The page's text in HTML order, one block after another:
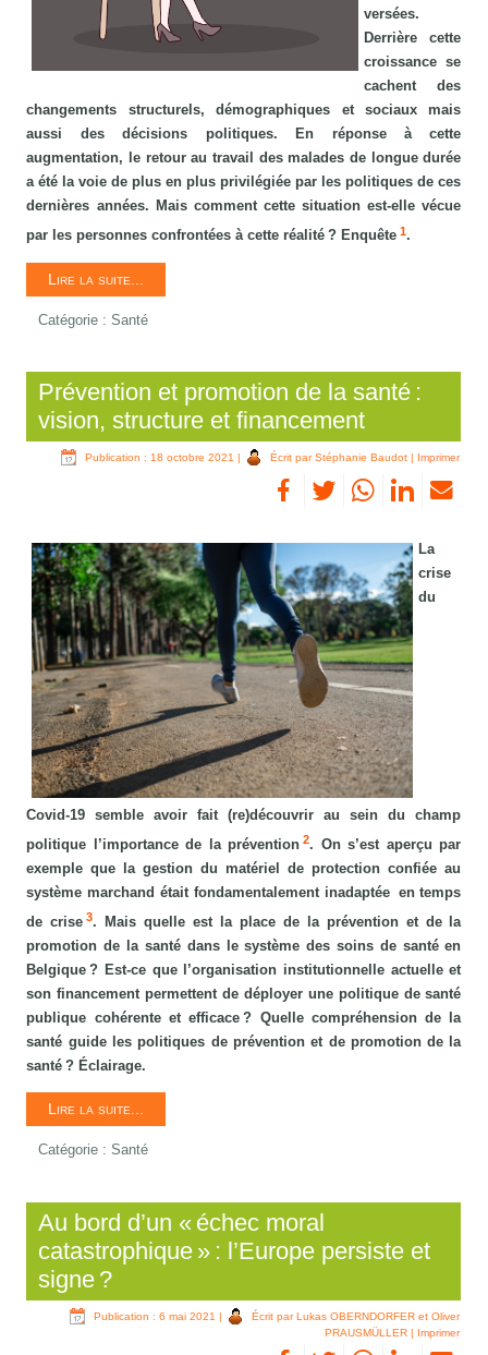
versées.
Derrière cette
croissance se
cachent des
changements structurels, démographiques et sociaux mais
aussi des décisions politiques. En réponse à cette
augmentation, le retour au travail des malades de longue durée
a été la voie de plus en plus privilégiée par les politiques de ces
dernières années. Mais comment cette situation est-elle vécue
par les personnes confrontées à cette réalité ? Enquête1.
Lire la suite...
Catégorie :Santé
Prévention et promotion de la santé :
vision, structure et financement
Publication : 18 octobre 2021 | Écrit par Stéphanie Baudot | Imprimer
La
crise
du
Covid-19 semble avoir fait (re)découvrir au sein du champ
politique l’importance de la prévention2. On s’est aperçu par
exemple que la gestion du matériel de protection confiée au
système marchand était fondamentalement inadaptée en temps
de crise3. Mais quelle est la place de la prévention et de la
promotion de la santé dans le système des soins de santé en
Belgique ? Est-ce que l’organisation institutionnelle actuelle et
son financement permettent de déployer une politique de santé
publique cohérente et efficace ? Quelle compréhension de la
santé guide les politiques de prévention et de promotion de la
santé ? Éclairage.
Lire la suite...
Catégorie :Santé
Au bord d’un « échec moral
catastrophique » : l’Europe persiste et
signe ?
Publication : 6 mai 2021 |
Écrit par Lukas OBERNDORFER et Oliver
PRAUSMÜLLER
Imprimer